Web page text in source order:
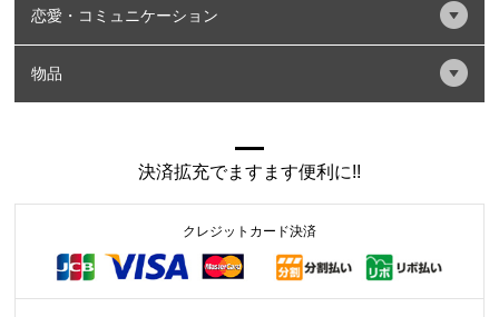
恋愛・コミュニケーション
物品
決済拡充でますます便利に!!
クレジットカード決済